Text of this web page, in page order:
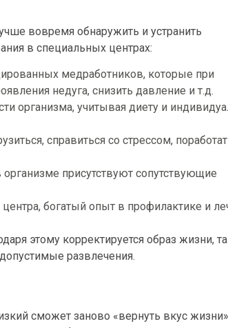
вовремя обнаружить и устранить
в специальных центрах:
медработников, которые при
недуга, снизить давление и т.д.
организма, учитывая диету и
справиться со стрессом,
присутствуют сопутствующие
богатый опыт в профилактике и
этому корректируется образ жизни,
развлечения.
сможет заново «вернуть вкус